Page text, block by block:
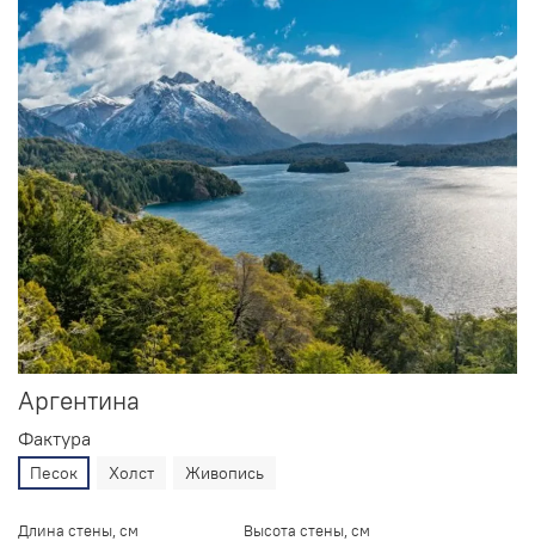
Аргентина
Фактура
Песок Холст Живопись
Длина стены, см Высота стены, см